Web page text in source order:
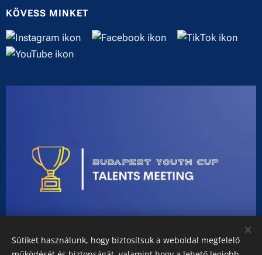
KÖVESS MINKET
Sütiket használunk, hogy biztosítsuk a weboldal megfelelő